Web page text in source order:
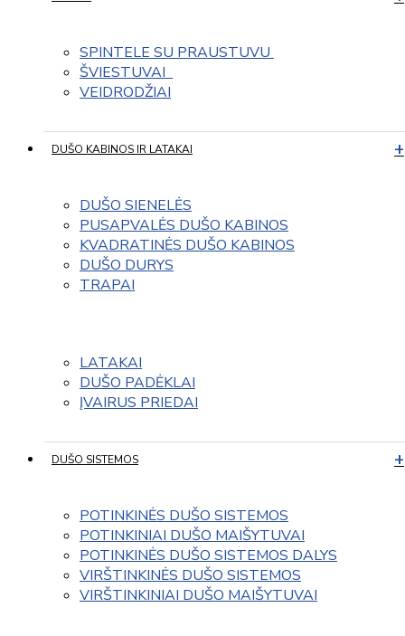
SPINTELE SU PRAUSTUVU
ŠVIESTUVAI
VEIDRODŽIAI
DUŠO KABINOS IR LATAKAI
DUŠO SIENELĖS
PUSAPVALĖS DUŠO KABINOS
KVADRATINĖS DUŠO KABINOS
DUŠO DURYS
TRAPAI
LATAKAI
DUŠO PADĖKLAI
ĮVAIRUS PRIEDAI
DUŠO SISTEMOS
POTINKINĖS DUŠO SISTEMOS
POTINKINIAI DUŠO MAIŠYTUVAI
POTINKINĖS DUŠO SISTEMOS DALYS
VIRŠTINKINĖS DUŠO SISTEMOS
VIRŠTINKINIAI DUŠO MAIŠYTUVAI